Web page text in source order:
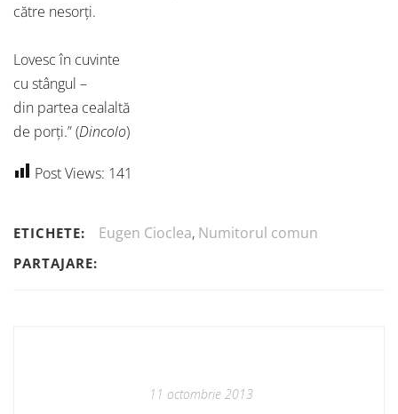
către nesorți.
Lovesc în cuvinte
cu stângul –
din partea cealaltă
de porți.” (Dincolo)
Post Views: 141
ETICHETE: Eugen Cioclea, Numitorul comun
PARTAJARE:
11 octombrie 2013